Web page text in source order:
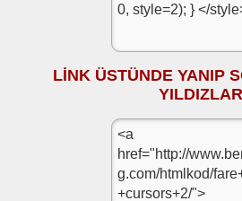
LİNK ÜSTÜNDE YANIP
YILDIZLAR